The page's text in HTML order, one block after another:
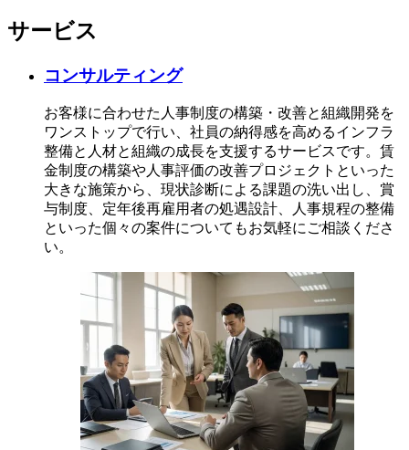
サービス
コンサルティング
お客様に合わせた人事制度の構築・改善と組織開発を
ワンストップで行い、社員の納得感を高めるインフラ
整備と人材と組織の成長を支援するサービスです。賃
金制度の構築や人事評価の改善プロジェクトといった
大きな施策から、現状診断による課題の洗い出し、賞
与制度、定年後再雇用者の処遇設計、人事規程の整備
といった個々の案件についてもお気軽にご相談くださ
い。